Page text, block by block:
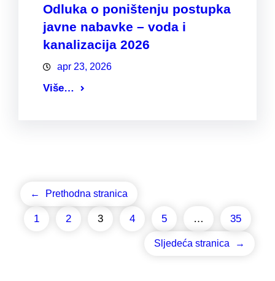
Odluka o poništenju postupka
javne nabavke – voda i
kanalizacija 2026
apr 23, 2026
Više…
← Prethodna stranica
1 2 3 4 5 … 35
Sljedeća stranica →